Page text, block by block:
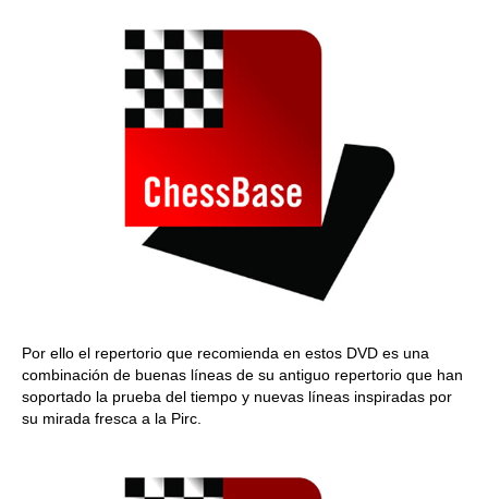
Por ello el repertorio que recomienda en estos DVD es una
combinación de buenas líneas de su antiguo repertorio que han
soportado la prueba del tiempo y nuevas líneas inspiradas por
su mirada fresca a la Pirc.